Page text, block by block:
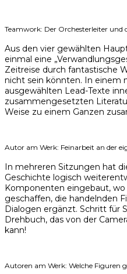
Teamwork: Der Orchesterleiter und
Aus den vier gewählten
einmal eine
Zeitreise durch fantastische
nicht sein könnten. In einem
ausgewählten Lead-Texte
zusammengesetzten
Weise zu einem Ganzen
Autor am Werk: Feinarbeit an der
In mehreren Sitzungen hat
Geschichte logisch
Komponenten eingebaut,
geschaffen, die handelnden
Dialogen ergänzt. Schritt für
Drehbuch, das von der
kann!
Autoren am Werk: Welche Figuren